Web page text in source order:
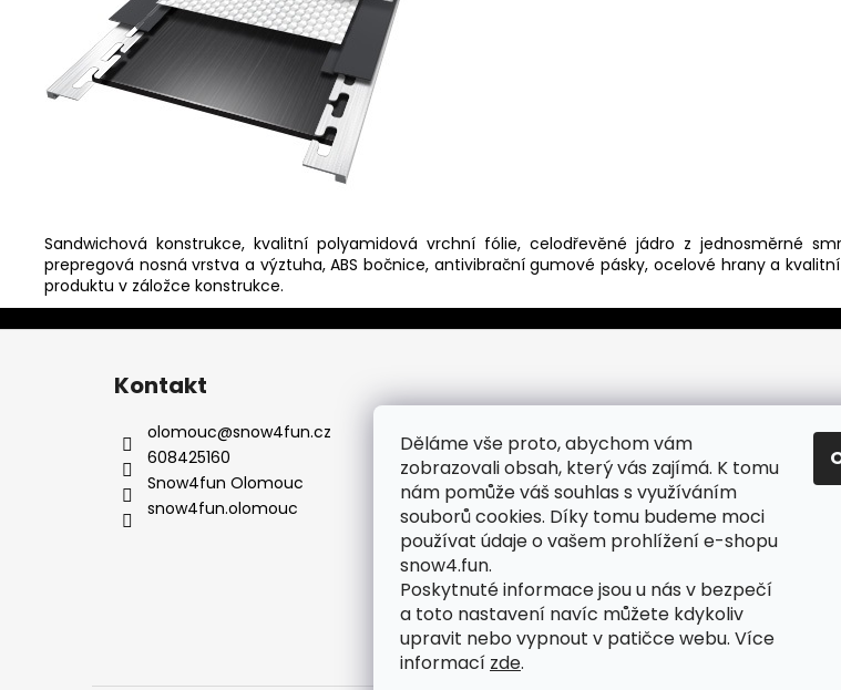
Děláme vše proto, abychom vám
zobrazovali obsah, který vás zajímá. K tomu
nám pomůže váš souhlas s využíváním
souborů cookies. Díky tomu budeme moci
používat údaje o vašem prohlížení e-shopu
snow4.fun.
Poskytnuté informace jsou u nás v bezpečí
a toto nastavení navíc můžete kdykoliv
upravit nebo vypnout v patičce webu. Více
informací zde.
Sandwichová konstrukce, kvalitní polyamidová vrchní fólie, celodřevěné jádro z jednosměrné
prepregová nosná vrstva a výztuha, ABS bočnice, antivibrační gumové pásky, ocelové hrany a
produktu v záložce konstrukce.
Z
Kontakt
olomouc@snow4fun.cz
608425160
Snow4fun Olomouc
snow4fun.olomouc